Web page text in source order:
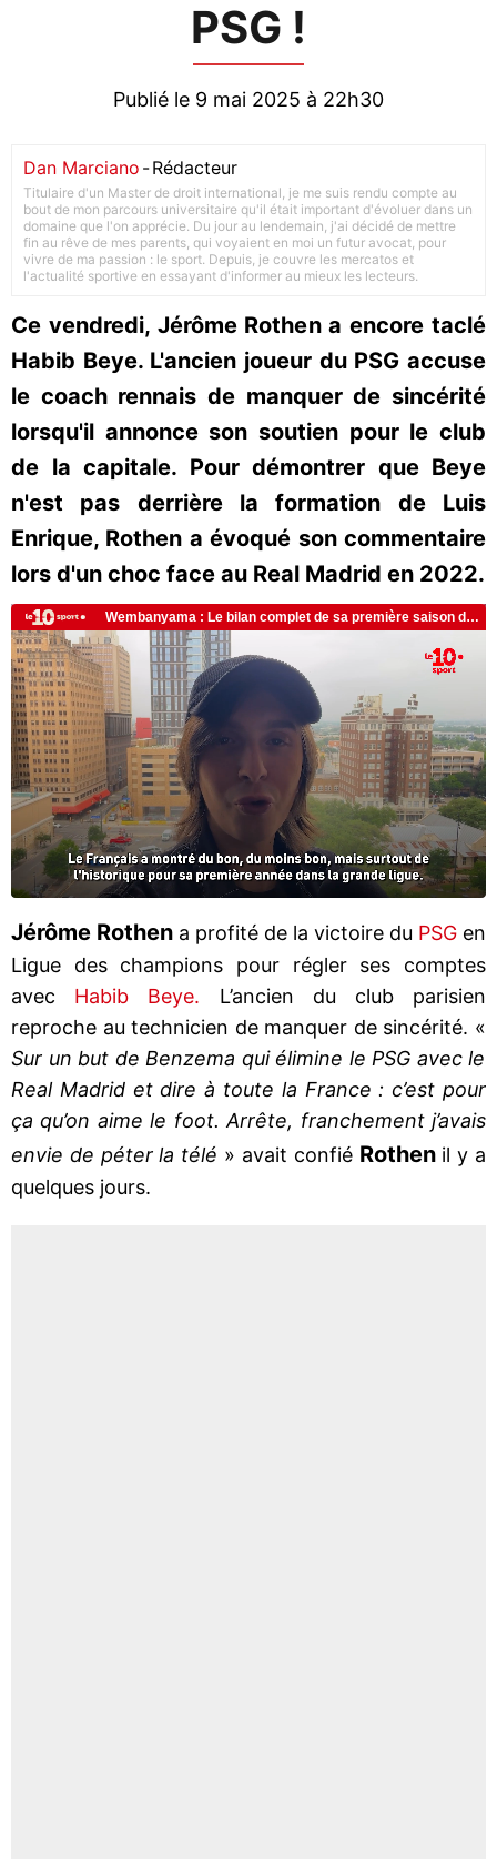
PSG !
Publié le 9 mai 2025 à 22h30
Dan Marciano -Rédacteur
Titulaire d'un Master de droit international, je me suis rendu compte au
bout de mon parcours universitaire qu'il était important d'évoluer dans un
domaine que l'on apprécie. Du jour au lendemain, j'ai décidé de mettre
fin au rêve de mes parents, qui voyaient en moi un futur avocat, pour
vivre de ma passion : le sport. Depuis, je couvre les mercatos et
l'actualité sportive en essayant d'informer au mieux les lecteurs.
Ce vendredi, Jérôme Rothen a encore taclé
Habib Beye. L'ancien joueur du PSG accuse
le coach rennais de manquer de sincérité
lorsqu'il annonce son soutien pour le club
de la capitale. Pour démontrer que Beye
n'est pas derrière la formation de Luis
Enrique, Rothen a évoqué son commentaire
lors d'un choc face au Real Madrid en 2022.
Jérôme Rothen a profité de la victoire du PSG en
Ligue des champions pour régler ses comptes
avec Habib Beye. L’ancien du club parisien
reproche au technicien de manquer de sincérité. «
Sur un but de Benzema qui élimine le PSG avec le
Real Madrid et dire à toute la France : c’est pour
ça qu’on aime le foot. Arrête, franchement j’avais
envie de péter la télé » avait confié Rothenil y a
quelques jours.